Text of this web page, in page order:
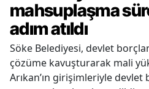
mahsuplaşma
adım atıldı
Söke Belediyesi, devlet
çözüme kavuşturarak mali
Arıkan’ın girişimleriyle devlet